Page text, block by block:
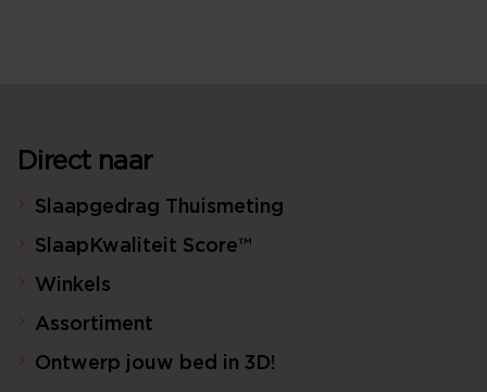
Direct naar
Slaapgedrag Thuismeting
SlaapKwaliteit Score™
Winkels
Assortiment
Ontwerp jouw bed in 3D!